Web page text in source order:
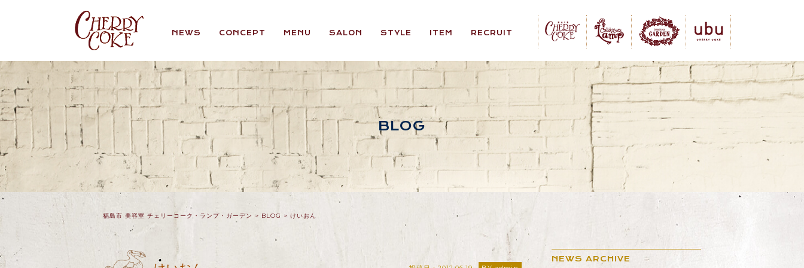
NEWS CONCEPT MENU SALON STYLE ITEM RECRUIT
BLOG
福島市 美容室 チェリーコーク・ランプ・ガーデン > BLOG > けいおん
NEWS ARCHIVE